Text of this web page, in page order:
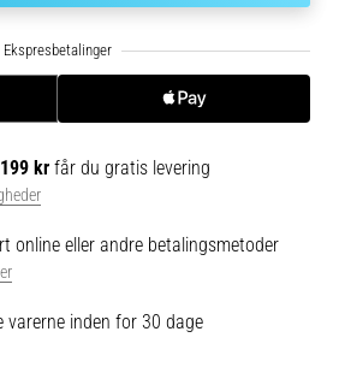
kr får du gratis levering
online eller andre betalingsmetoder
varerne inden for 30 dage